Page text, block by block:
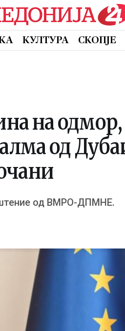
КУЛТУРА СКОПЈЕ
на одмор,
од
од ВМРО-ДПМНЕ.